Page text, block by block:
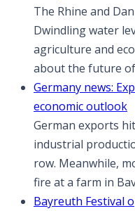
The Rhine and
Dwindling water
agriculture and
about the future
Germany news:
economic outlook
German exports
industrial
row. Meanwhile,
fire at a farm in
Bayreuth Festival